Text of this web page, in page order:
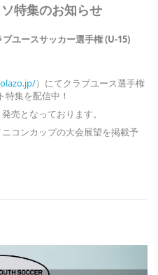
特集のお知らせ
ブユースサッカー選手権 (U-15)
）にてクラブユース選手権
特集を配信中！
売となっております。
コンカップの大会展望を掲載予